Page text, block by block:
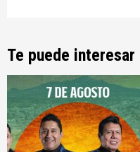
Te puede interesar